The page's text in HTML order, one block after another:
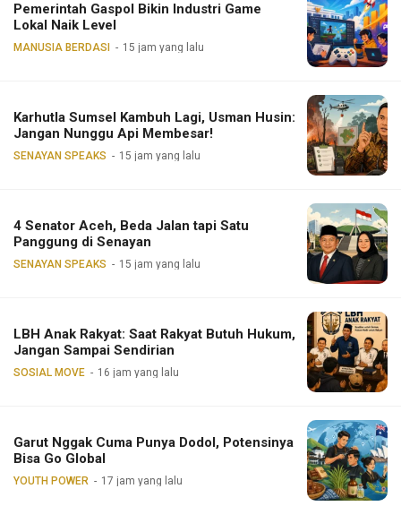
Pemerintah Gaspol Bikin Industri Game
Lokal Naik Level
MANUSIA BERDASI 15 jam yang lalu
Karhutla Sumsel Kambuh Lagi, Usman Husin:
Jangan Nunggu Api Membesar!
SENAYAN SPEAKS 15 jam yang lalu
4 Senator Aceh, Beda Jalan tapi Satu
Panggung di Senayan
SENAYAN SPEAKS 15 jam yang lalu
LBH Anak Rakyat: Saat Rakyat Butuh Hukum,
Jangan Sampai Sendirian
SOSIAL MOVE 16 jam yang lalu
Garut Nggak Cuma Punya Dodol, Potensinya
Bisa Go Global
YOUTH POWER 17 jam yang lalu